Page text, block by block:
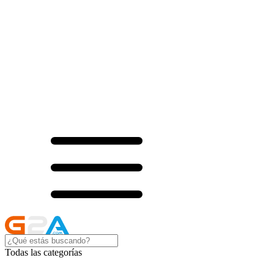
Todas las categorías